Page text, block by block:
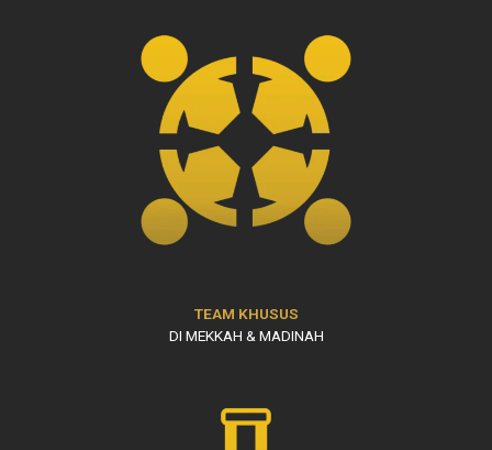
TEAM KHUSUS
DI MEKKAH & MADINAH